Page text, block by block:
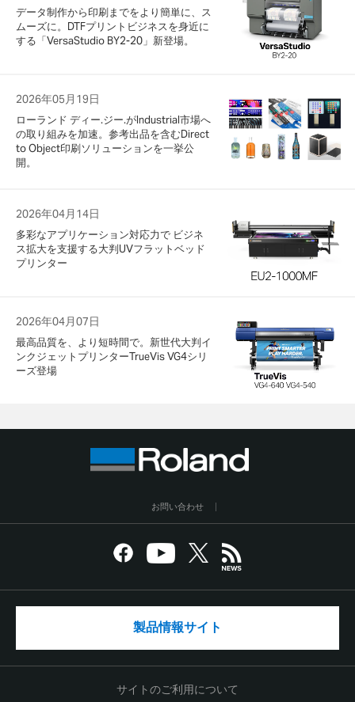
データ制作から印刷までをより簡単に、ス
ムーズに。DTFプリントビジネスを身近に
する「VersaStudio BY2-20」新登場。
2026年05月19日
ローランド ディー.ジー.がIndustrial市場へ
の取り組みを加速。参考出品を含むDirect
to Object印刷ソリューションを一挙公
開。
2026年04月14日
多彩なアプリケーション対応力で ビジネ
ス拡大を支援する大判UVフラットベッド
プリンター
2026年04月07日
最高品質を、より短時間で。新世代大判イ
ンクジェットプリンターTrueVis VG4シリ
ーズ登場
お問い合わせ
製品情報サイト
サイトのご利用について